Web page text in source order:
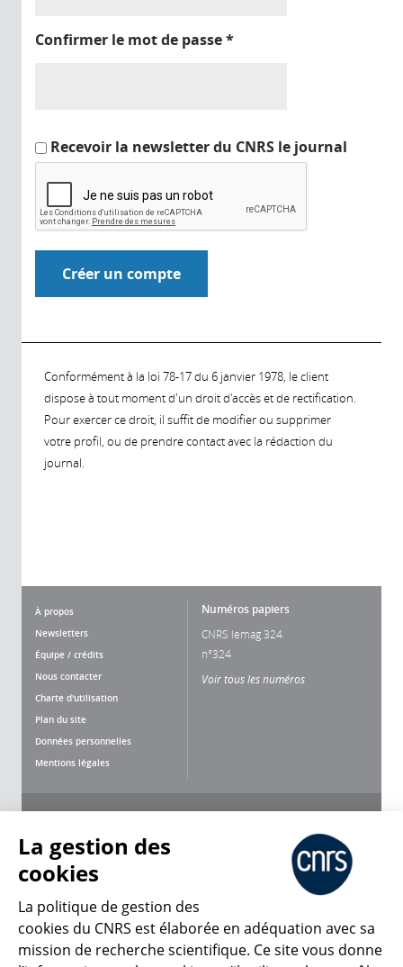
Confirmer le mot de passe*
Recevoir la newsletter du CNRS le journal
Conformément à la loi 78-17 du 6 janvier 1978, le client
dispose à tout moment d'un droit d'accès et de rectification.
Pour exercer ce droit, il suffit de modifier ou supprimer
votre profil, ou de prendre contact avec la rédaction du
journal.
À propos
Newsletters
Équipe / crédits
Nous contacter
Charte d'utilisation
Plan du site
Données personnelles
Mentions légales
Numéros papiers
CNRS lemag 324
n°324
Voir tous les numéros
CNRS Le Mag
La gestion des
cookies
La politique de gestion des
cookies du CNRS est élaborée en adéquation avec sa
mission de recherche scientifique. Ce site vous donne